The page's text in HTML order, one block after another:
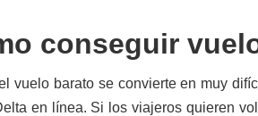
conseguir
barato se convierte en muy
en línea. Si los viajeros quieren